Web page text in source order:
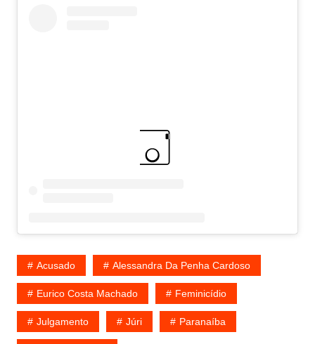
Acusado Alessandra Da Penha Cardoso
Eurico Costa Machado Feminicídio
Julgamento Júri Paranaíba